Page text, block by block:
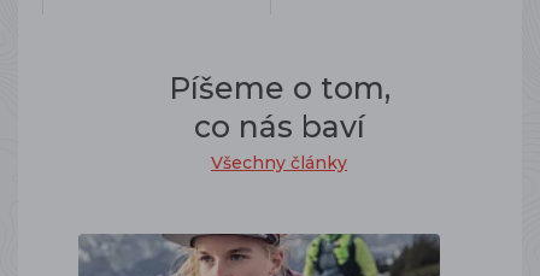
Píšeme o tom,
co nás baví
Všechny články